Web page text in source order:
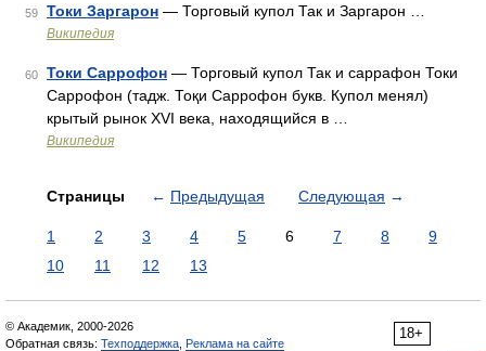
59 Токи Заргарон — Торговый купол Так и Заргарон …
Википедия
60 Токи Саррофон — Торговый купол Так и саррафон Токи
Cаррофон (тадж. Тоқи Саррофон букв. Купол менял)
крытый рынок XVI века, находящийся в …
Википедия
Страницы ← Предыдущая Следующая →
1 2 3 4 5 6 7 8
9
10
11 12 13
18+
© Академик, 2000-2026
Обратная связь: Техподдержка Реклама на сайте